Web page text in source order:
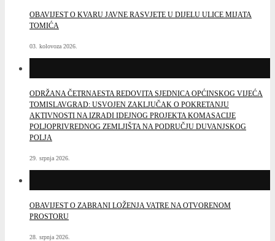
OBAVIJEST O KVARU JAVNE RASVJETE U DIJELU ULICE MIJATA
TOMIĆA
03. kolovoza 2026.
ODRŽANA ČETRNAESTA REDOVITA SJEDNICA OPĆINSKOG VIJEĆA
TOMISLAVGRAD: USVOJEN ZAKLJUČAK O POKRETANJU
AKTIVNOSTI NA IZRADI IDEJNOG PROJEKTA KOMASACIJE
POLJOPRIVREDNOG ZEMLJIŠTA NA PODRUČJU DUVANJSKOG
POLJA
29. srpnja 2026.
OBAVIJEST O ZABRANI LOŽENJA VATRE NA OTVORENOM
PROSTORU
28. srpnja 2026.